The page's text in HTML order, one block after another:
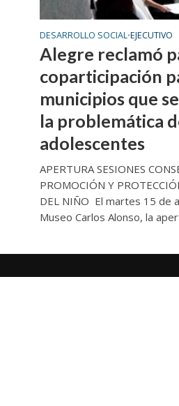
DESARROLLO SOCIAL•EJECUTIVO
Alegre reclamó
coparticipación
municipios que
la problemática
adolescentes
APERTURA SESIONES
PROMOCIÓN Y
DEL NIÑO El martes 15 de
Museo Carlos Alonso, la